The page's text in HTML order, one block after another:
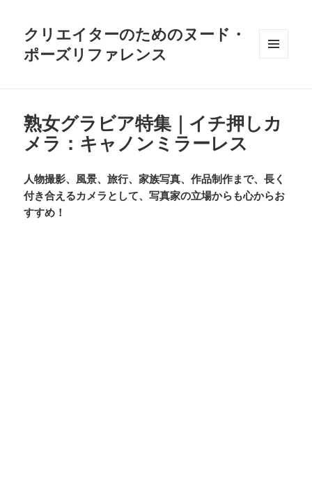
クリエイターのためのヌード・
ポーズリファレンス
熟女グラビア特集｜イチ押しカ
メラ：キャノンミラーレス
人物撮影、風景、旅行、家族写真、作品制作まで、長く
付き合えるカメラとして、写真家の立場からも心からお
すすめ！